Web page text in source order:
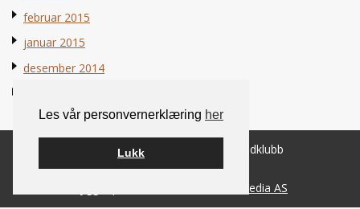
Les vår personvernerklæring her
Lukk
februar 2015
januar 2015
desember 2014
© 2026 Norsk Berner Sennenhundklubb
Smart Media AS